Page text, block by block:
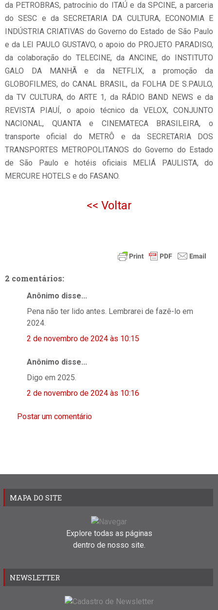
da PETROBRAS, patrocínio do ITAÚ e da SPCINE, a parceria
do SESC e da SECRETARIA DA CULTURA, ECONOMIA E
INDÚSTRIA CRIATIVAS do Governo do Estado de São Paulo
e da LEI PAULO GUSTAVO, o apoio do PROJETO PARADISO,
da colaboração do TELECINE, da ANCINE, do INSTITUTO
GALO DA MANHÃ e da NETFLIX, a promoção da
GLOBOFILMES, do CANAL BRASIL, da FOLHA DE S.PAULO,
da TV CULTURA, do ARTE 1, da RÁDIO BAND NEWS e da
REVISTA PIAUÍ, o apoio técnico da VELOX, CONJUNTO
NACIONAL, QUANTA e CINEMATECA BRASILEIRA, o
transporte oficial do METRÔ e da SECRETARIA DOS
TRANSPORTES METROPOLITANOS do Governo do Estado
de São Paulo e hotéis oficiais MELIÁ PAULISTA, do
MERCURE HOTELS e do FASANO.
<< Voltar
2 comentários:
Anônimo disse...
Pena não ter lido antes. Lembrarei de fazê-lo em
2024.
2 de novembro de 2024 às 10:15
Anônimo disse...
Digo em 2025.
2 de novembro de 2024 às 10:16
Postar um comentário
MAPA DO SITE
Explore todas as páginas
dentro de nosso site.
NEWSLETTER